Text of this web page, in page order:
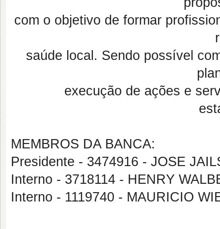
com o objetivo de formar
saúde local. Sendo possível
execução de ações e
MEMBROS DA BANCA:
Presidente - 3474916 - JOSE
Interno - 3718114 - HENRY
Interno - 1119740 - MAURICIO